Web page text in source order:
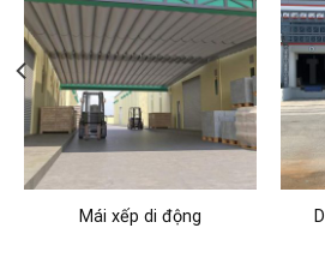
Mái xếp di động